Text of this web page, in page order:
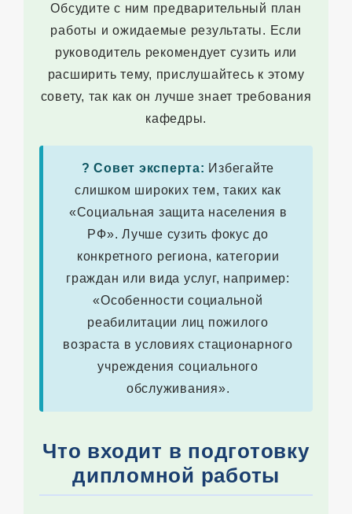
Обсудите с ним предварительный план
работы и ожидаемые результаты. Если
руководитель рекомендует сузить или
расширить тему, прислушайтесь к этому
совету, так как он лучше знает требования
кафедры.
? Совет эксперта: Избегайте
слишком широких тем, таких как
«Социальная защита населения в
РФ». Лучше сузить фокус до
конкретного региона, категории
граждан или вида услуг, например:
«Особенности социальной
реабилитации лиц пожилого
возраста в условиях стационарного
учреждения социального
обслуживания».
Что входит в подготовку
дипломной работы